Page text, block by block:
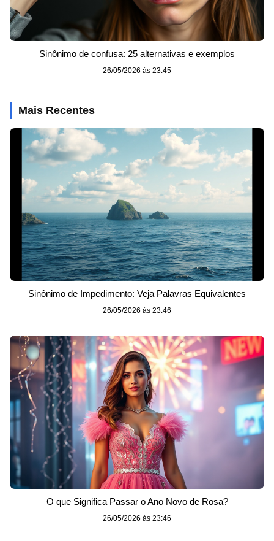
Sinônimo de confusa: 25 alternativas e exemplos
26/05/2026 às 23:45
Mais Recentes
Sinônimo de Impedimento: Veja Palavras Equivalentes
26/05/2026 às 23:46
O que Significa Passar o Ano Novo de Rosa?
26/05/2026 às 23:46